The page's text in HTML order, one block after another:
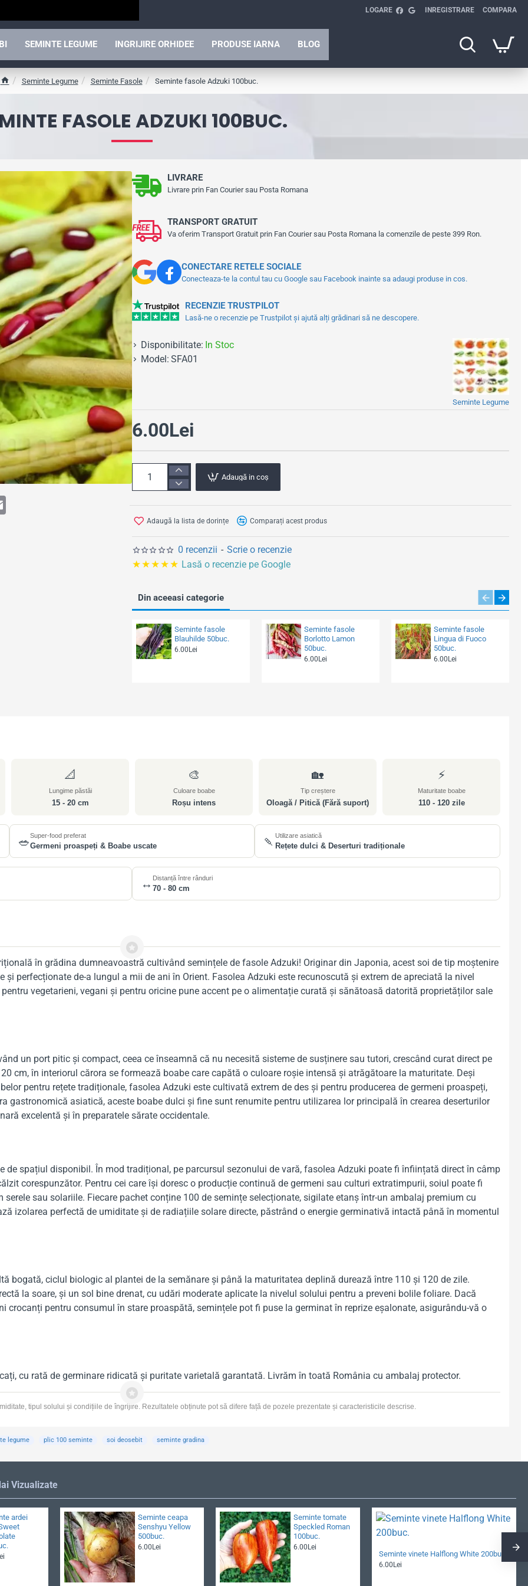
LOGARE INREGISTRARE COMPARA
SEMINTE LEGUME INGRIJIRE ORHIDEE PRODUSE IARNA BLOG
FASOLE ADZUKI 100BUC.
e
Seminte Legume Seminte Fasole Seminte fasole Adzuki 100buc.
E
LIVRARE
Livrare prin Fan Courier sau Posta Romana
CONECTARE RETELE SOCIALE
Conecteaza-te la contul tau cu Google sau Facebook inainte sa adaugi produse in cos.
TRANSPORT GRATUIT
Va oferim Transport Gratuit prin Fan Courier sau Posta Romana la comenzile de peste 399 Ron.
RECENZIE TRUSTPILOT
Lasă-ne o recenzie pe Trustpilot și ajută alți grădinari să ne descopere.
Disponibilitate: In Stoc
Model: SFA01
Seminte Legume
0 recenzii - Scrie o recenzie
6.00Lei
Adaugă in coş
Adaugă la lista de dorințe Comparați acest produs
Din aceeasi categorie
Seminte fasole
Blauhilde 50buc.
6.00Lei
Seminte fasole
Borlotto Lamon
50buc.
6.00Lei
Seminte fasole
Lingua di Fuoco
50buc.
6.00Lei
★★★★★ Lasă o recenzie pe Google
📐
Lungime păstăi
15 - 20 cm
🎨
Culoare boabe
Roșu intens
🏡
Tip creștere
Oloagă / Pitică (Fără suport)
⚡
Maturitate boabe
110 - 120 zile
🥗Super-food preferat
Germeni proaspeți & Boabe uscate 🍡Utilizare asiatică
Rețete dulci & Deserturi tradiționale
↔️ Distanță între rânduri
70 - 80 cm
în grădina dumneavoastră cultivând semințele de fasole Adzuki! Originar din Japonia, acest soi de tip moștenire
perfecționate de-a lungul a mii de ani în Orient. Fasolea Adzuki este recunoscută și extrem de apreciată la nivel
vegetarieni, vegani și pentru oricine pune accent pe o alimentație curată și sănătoasă datorită proprietăților sale
un port pitic și compact, ceea ce înseamnă că nu necesită sisteme de susținere sau tutori, crescând curat direct pe
cm, în interiorul cărora se formează boabe care capătă o culoare roșie intensă și atrăgătoare la maturitate. Deși
pentru rețete tradiționale, fasolea Adzuki este cultivată extrem de des și pentru producerea de germeni proaspeți,
gastronomică asiatică, aceste boabe dulci și fine sunt renumite pentru utilizarea lor principală în crearea deserturilor
excelentă și în preparatele sărate occidentale.
spațiul disponibil. În mod tradițional, pe parcursul sezonului de vară, fasolea Adzuki poate fi înființată direct în câmp
corespunzător. Pentru cei care își doresc o producție continuă de germeni sau culturi extratimpurii, soiul poate fi
sau solariile. Fiecare pachet conține 100 de semințe selecționate, sigilate etanș într-un ambalaj premium cu
izolarea perfectă de umiditate și de radiațiile solare directe, păstrând o energie germinativă intactă până în momentul
bogată, ciclul biologic al plantei de la semănare și până la maturitatea deplină durează între 110 și 120 de zile.
la soare, și un sol bine drenat, cu udări moderate aplicate la nivelul solului pentru a preveni bolile foliare. Dacă
crocanți pentru consumul în stare proaspătă, semințele pot fi puse la germinat în reprize eșalonate, asigurându-vă o
cu rată de germinare ridicată și puritate varietală garantată. Livrăm în toată România cu ambalaj protector.
tipul solului și condițiile de îngrijire. Rezultatele obținute pot să difere față de pozele prezentate și caracteristicile descrise.
legume plic 100 seminte soi deosebit seminte gradina
Vizualizate
ardei
Seminte ceapa
Senshyu Yellow
500buc.
6.00Lei
Seminte tomate
Speckled Roman
100buc.
6.00Lei
Seminte vinete Halflong White 200buc.
6.00Lei